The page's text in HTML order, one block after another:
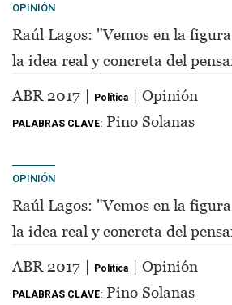
OPINIÓN
Raúl Lagos: "Vemos en la
la idea real y concreta del
de Perón"
ABR 2017 | Política | Opinión
PALABRAS CLAVE: Pino Solanas
OPINIÓN
Raúl Lagos: "Vemos en la
la idea real y concreta del
de Perón"
ABR 2017 | Política | Opinión
PALABRAS CLAVE: Pino Solanas